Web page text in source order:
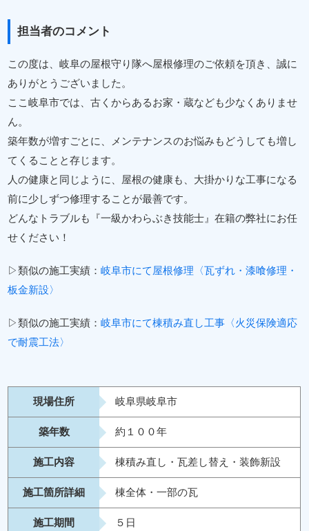
担当者のコメント
この度は、岐阜の屋根守り隊へ屋根修理のご依頼を頂き、誠に
ありがとうございました。
ここ岐阜市では、古くからあるお家・蔵なども少なくありませ
ん。
築年数が増すごとに、メンテナンスのお悩みもどうしても増し
てくることと存じます。
人の健康と同じように、屋根の健康も、大掛かりな工事になる
前に少しずつ修理することが最善です。
どんなトラブルも『一級かわらぶき技能士』在籍の弊社にお任
せください！
▷類似の施工実績：岐阜市にて屋根修理〈瓦ずれ・漆喰修理・
板金新設〉
▷類似の施工実績：岐阜市にて棟積み直し工事〈火災保険適応
で耐震工法〉
現場住所 岐阜県岐阜市
築年数 約１００年
施工内容 棟積み直し・瓦差し替え・装飾新設
施工箇所詳細 棟全体・一部の瓦
施工期間 ５日